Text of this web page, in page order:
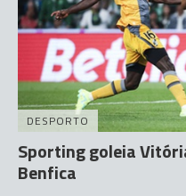
DESPORTO
Sporting goleia
Benfica